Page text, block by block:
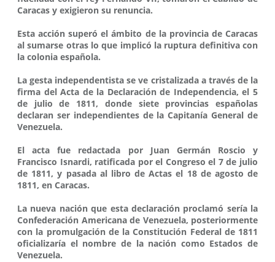
Caracas y exigieron su renuncia.
Esta acción superó el ámbito de la provincia de Caracas
al sumarse otras lo que implicó la ruptura definitiva con
la colonia española.
La gesta independentista se ve cristalizada a través de la
firma del Acta de la Declaración de Independencia, el 5
de julio de 1811, donde siete provincias españolas
declaran ser independientes de la Capitanía General de
Venezuela.
El acta fue redactada por Juan Germán Roscio y
Francisco Isnardi, ratificada por el Congreso el 7 de julio
de 1811, y pasada al libro de Actas el 18 de agosto de
1811, en Caracas.
La nueva nación que esta declaración proclamó sería la
Confederación Americana de Venezuela, posteriormente
con la promulgación de la Constitución Federal de 1811
oficializaría el nombre de la nación como Estados de
Venezuela.